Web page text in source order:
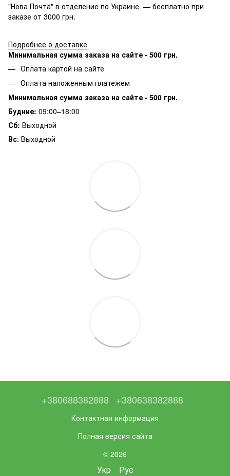
"Нова Почта" в отделение по Украине — бесплатно при
заказе от 3000 грн.
Подробнее о доставке
Минимальная сумма заказа на сайте - 500 грн.
Оплата картой на сайте
Оплата наложенным платежем
Минимальная сумма заказа на сайте - 500 грн.
Будние: 09:00–18:00
Сб: Выходной
Вс: Выходной
+380688382888 +380638382888
Контактная информация
Полная версия сайта
© 2026
Укр Рус